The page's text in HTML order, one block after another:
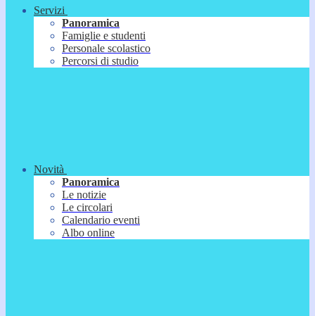
Servizi
Panoramica
Famiglie e studenti
Personale scolastico
Percorsi di studio
Novità
Panoramica
Le notizie
Le circolari
Calendario eventi
Albo online